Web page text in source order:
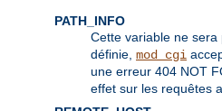
PATH_INFO
Cette variable ne
définie, mod_cgi
une erreur 404 NOT
effet sur les requêtes